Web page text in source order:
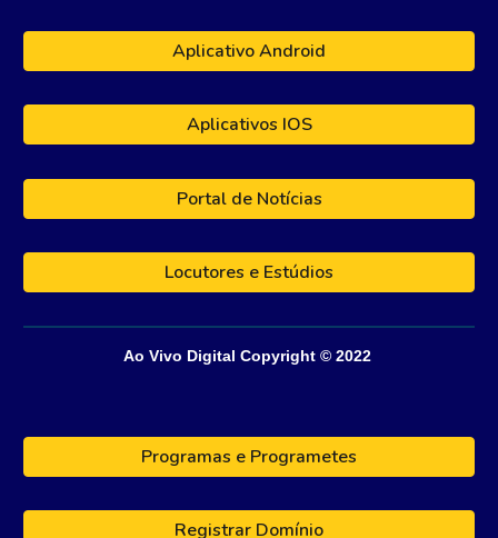
Aplicativo Android
Aplicativos IOS
Portal de Notícias
Locutores e Estúdios
Ao Vivo Digital Copyright © 2022
Programas e Programetes
Registrar Domínio